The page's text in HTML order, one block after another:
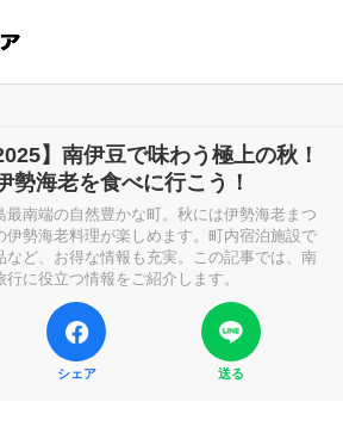
】南伊豆で味わう極上の秋！
勢海老を食べに行こう！
南端の自然豊かな町。秋には伊勢海老まつ
伊勢海老料理が楽しめます。町内宿泊施設で
など、お得な情報も充実。この記事では、南
に役立つ情報をご紹介します。
シェア 送る